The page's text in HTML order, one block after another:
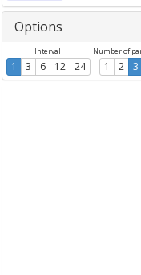
Options
Intervall
1 3 6 12 24
Number of
1 2 3